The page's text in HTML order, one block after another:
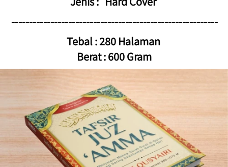
----------------------------------------------------------
Tebal : 280 Halaman
Berat : 600 Gram